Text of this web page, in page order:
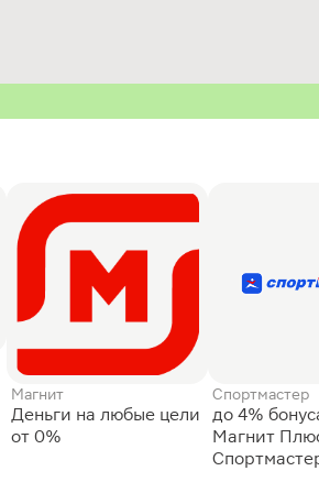
Магнит
Деньги на любые цели
от 0%
Спортмастер
до 4%
Магнит